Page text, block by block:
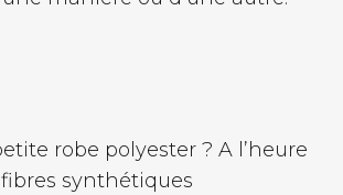
robe polyester ? A l’heure
synthétiques